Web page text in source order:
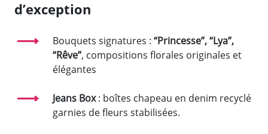
d’exception
Bouquets signatures : “Princesse”, “Lya”,
“Rêve”, compositions florales originales et
élégantes
Jeans Box: boîtes chapeau en denim recyclé
garnies de fleurs stabilisées.